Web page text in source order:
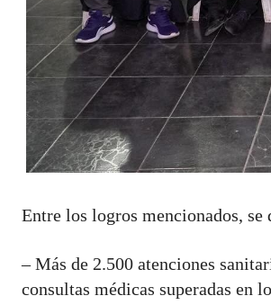
Entre los logros mencionados, se
– Más de 2.500 atenciones
consultas médicas superadas en